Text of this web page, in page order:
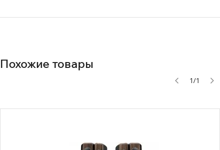
Похожие товары
1/1